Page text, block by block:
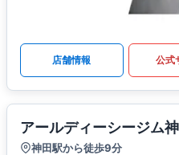
店舗情報 公式
アールディーシージム
神田駅から徒歩9分